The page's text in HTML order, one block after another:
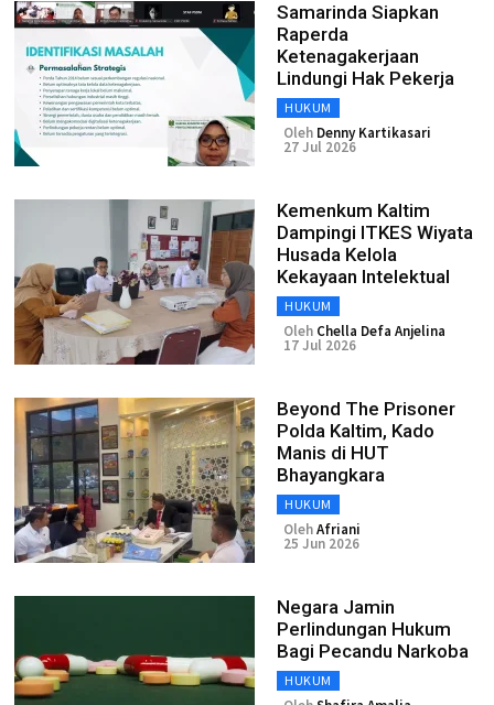
Samarinda Siapkan
Raperda
Ketenagakerjaan
Lindungi Hak Pekerja
HUKUM
Oleh Denny Kartikasari
27 Jul 2026
Kemenkum Kaltim
Dampingi ITKES Wiyata
Husada Kelola
Kekayaan Intelektual
HUKUM
Oleh Chella Defa Anjelina
17 Jul 2026
Beyond The Prisoner
Polda Kaltim, Kado
Manis di HUT
Bhayangkara
HUKUM
OlehAfriani
25 Jun 2026
Negara Jamin
Perlindungan Hukum
Bagi Pecandu Narkoba
HUKUM